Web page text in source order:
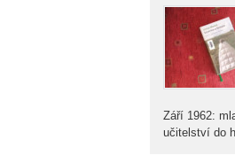
Září 1962:
učitelství do